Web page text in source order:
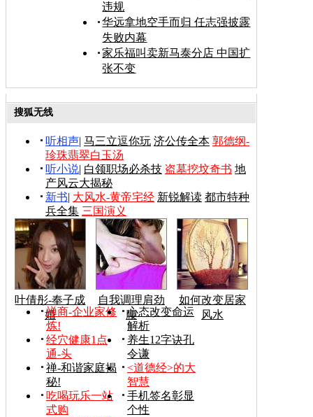
违规
华远拿地空手而归 任志强披露
失败内幕
家乐福叫卖新马泰分店 中国扩
张不变
搜狐无线
听相声| 马三立逗你玩 济公传全本 郭德纲-
珍珠翡翠白玉汤
听小说| 白领职场必杀技 盗墓挖坟奇书 地
产风云大揭秘
新书| 大风水-黄帝宅经 新锐解读 都市特种
兵全集 三国演义
叶倩彤-奉子成
婚
自我调理肩劲
腰
如何改变居家
风水
禅商-企业家修
炼!
心态改变命运
解析
经穴健康1点
通-头
养生12字诀孔
令谦
禅-和谐家庭揭
秘!
<道德经>的大
智慧
吃喝玩乐一站
式购
手机签名彰显
个性